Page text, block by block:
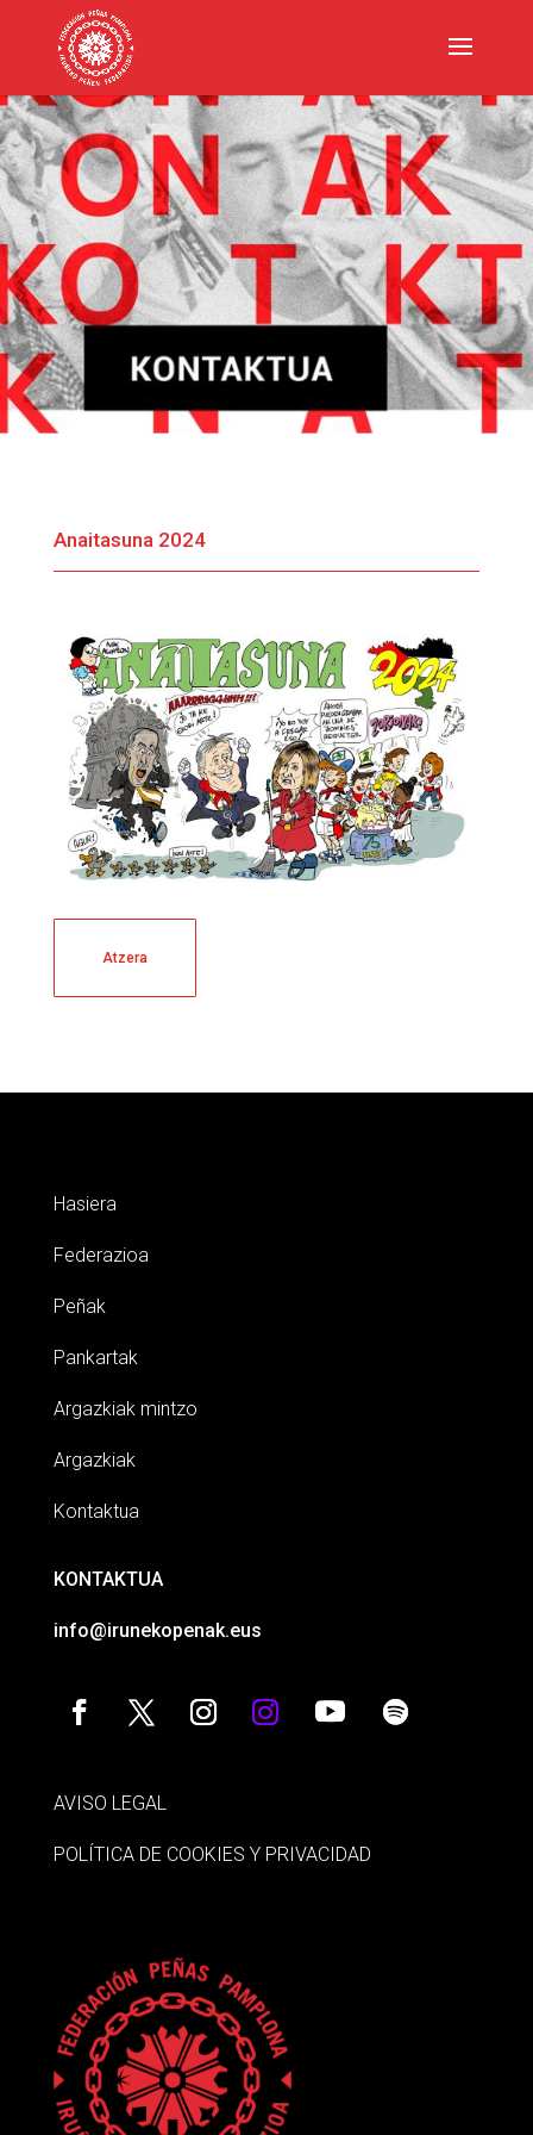
Anaitasuna 2024
Atzera
Hasiera
Federazioa
Peñak
Pankartak
Argazkiak mintzo
Argazkiak
Kontaktua
KONTAKTUA
info@irunekopenak.eus
AVISO LEGAL
POLÍTICA DE COOKIES Y PRIVACIDAD